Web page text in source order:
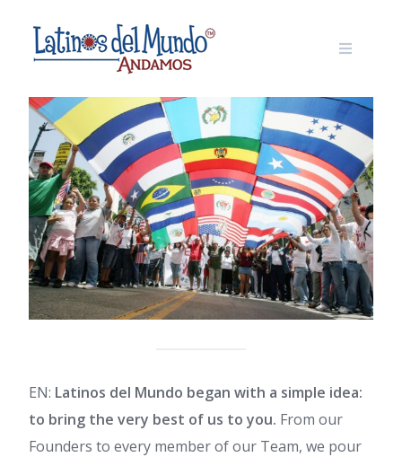
content
EN: Latinos del Mundo began with a simple idea:
to bring the very best of us to you. From our
Founders to every member of our Team, we pour